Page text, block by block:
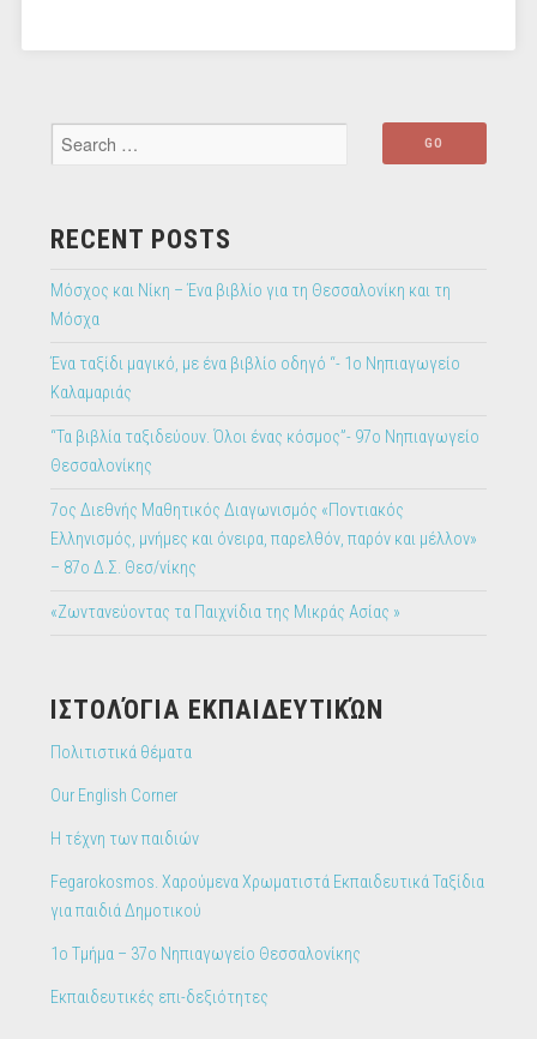
Νηπιαγωγείο
RECENT POSTS
Μόσχος και Νίκη – Ένα βιβλίο για τη Θεσσαλονίκη και τη
Μόσχα
Ένα ταξίδι μαγικό, με ένα βιβλίο οδηγό “- 1ο Νηπιαγωγείο
Καλαμαριάς
“Τα βιβλία ταξιδεύουν. Όλοι ένας κόσμος”- 97ο Νηπιαγωγείο
Θεσσαλονίκης
7ος Διεθνής Μαθητικός Διαγωνισμός «Ποντιακός
Ελληνισμός, μνήμες και όνειρα, παρελθόν, παρόν και μέλλον»
– 87ο Δ.Σ. Θεσ/νίκης
«Ζωντανεύοντας τα Παιχνίδια της Μικράς Ασίας »
IΣΤΟΛΌΓΙΑ ΕΚΠΑΙΔΕΥΤΙΚΏΝ
Πολιτιστικά θέματα
Our English Corner
Η τέχνη των παιδιών
Fegarokosmos. Χαρούμενα Χρωματιστά Εκπαιδευτικά Ταξίδια
για παιδιά Δημοτικού
1ο Τμήμα – 37ο Νηπιαγωγείο Θεσσαλονίκης
Εκπαιδευτικές επι-δεξιότητες